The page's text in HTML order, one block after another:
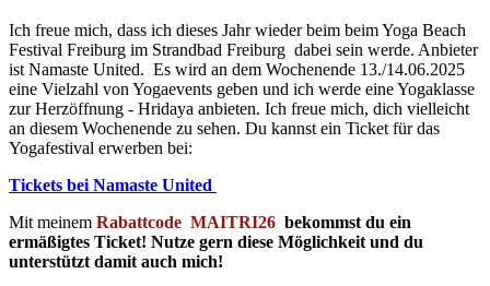
Ich freue mich, dass ich dieses Jahr wieder beim beim Yoga Beach
Festival Freiburg im Strandbad Freiburg dabei sein werde. Anbieter
ist Namaste United. Es wird an dem Wochenende 13./14.06.2025
eine Vielzahl von Yogaevents geben und ich werde eine Yogaklasse
zur Herzöffnung - Hridaya anbieten. Ich freue mich, dich vielleicht
an diesem Wochenende zu sehen. Du kannst ein Ticket für das
Yogafestival erwerben bei:
Tickets bei Namaste United
Mit meinem Rabattcode MAITRI26 bekommst du ein
ermäßigtes Ticket! Nutze gern diese Möglichkeit und du
unterstützt damit auch mich!